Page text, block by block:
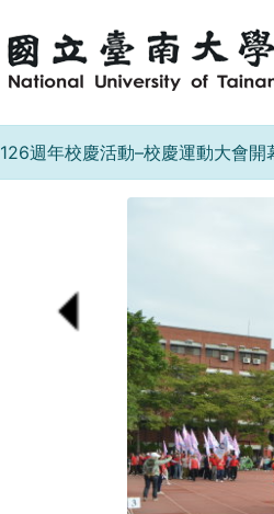
126週年校慶活動–校慶運動大會開